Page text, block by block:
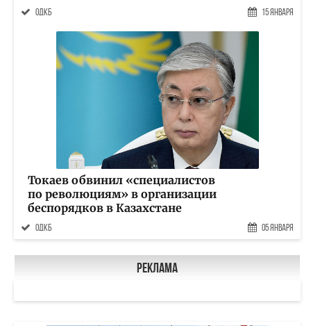
ОДКБ 15 Января
Токаев обвинил «специалистов
по революциям» в организации
беспорядков в Казахстане
ОДКБ 05 Января
Реклама